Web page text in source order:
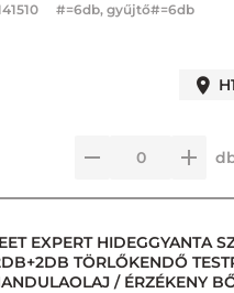
#=6db, gyűjtő#=6db
EXPERT HIDEGGYANTA
TÖRLŐKENDŐ
/ ÉRZÉKENY